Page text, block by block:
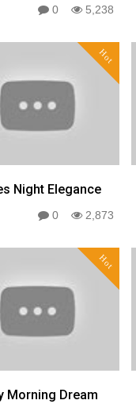
0 5,238
Hot
Night Elegance
0 2,873
Hot
Morning Dream